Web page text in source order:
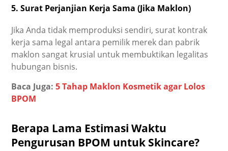
5. Surat Perjanjian Kerja Sama (Jika Maklon)
Jika Anda tidak memproduksi sendiri, surat kontrak
kerja sama legal antara pemilik merek dan pabrik
maklon sangat krusial untuk membuktikan legalitas
hubungan bisnis.
Baca Juga:5 Tahap Maklon Kosmetik agar Lolos
BPOM
Berapa Lama Estimasi Waktu
Pengurusan BPOM untuk Skincare?